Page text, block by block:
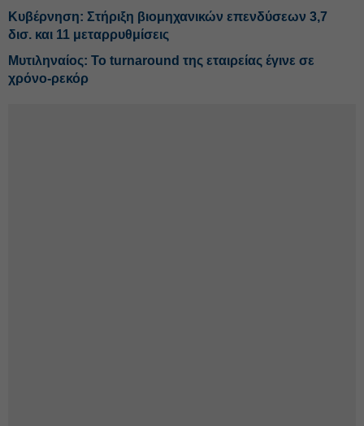
Κυβέρνηση: Στήριξη βιομηχανικών επενδύσεων 3,7
δισ. και 11 μεταρρυθμίσεις
Μυτιληναίος: Το turnaround της εταιρείας έγινε σε
χρόνο-ρεκόρ